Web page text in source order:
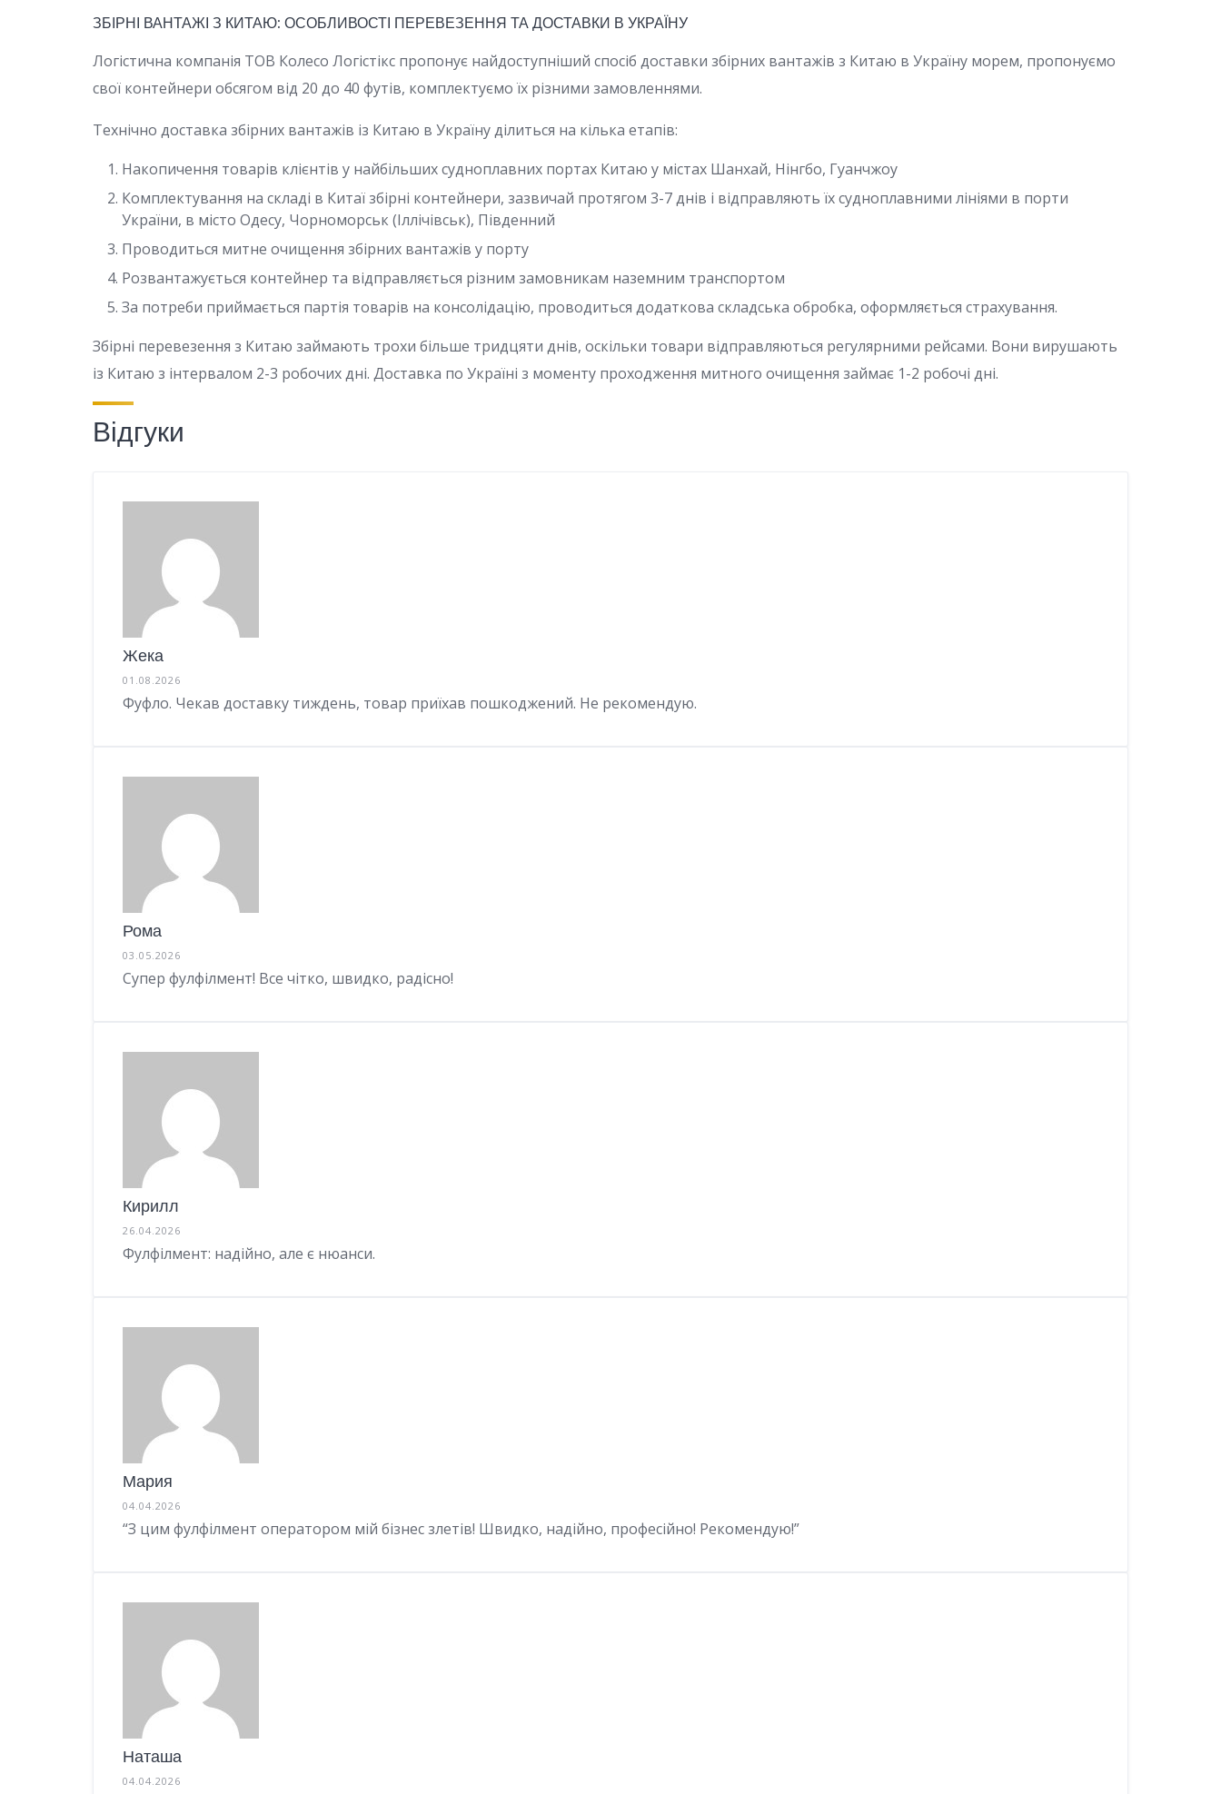
ЗБІРНІ ВАНТАЖІ З КИТАЮ: ОСОБЛИВОСТІ ПЕРЕВЕЗЕННЯ ТА ДОСТАВКИ В УКРАЇНУ
Логістична компанія ТОВ Колесо Логістікс пропонує найдоступніший спосіб доставки збірних вантажів з Китаю в Україну морем, пропонуємо
свої контейнери обсягом від 20 до 40 футів, комплектуємо їх різними замовленнями.
Технічно доставка збірних вантажів із Китаю в Україну ділиться на кілька етапів:
Накопичення товарів клієнтів у найбільших судноплавних портах Китаю у містах Шанхай, Нінгбо, Гуанчжоу
Комплектування на складі в Китаї збірні контейнери, зазвичай протягом 3-7 днів і відправляють їх судноплавними лініями в порти
України, в місто Одесу, Чорноморськ (Іллічівськ), Південний
Проводиться митне очищення збірних вантажів у порту
Розвантажується контейнер та відправляється різним замовникам наземним транспортом
За потреби приймається партія товарів на консолідацію, проводиться додаткова складська обробка, оформляється страхування.
Збірні перевезення з Китаю займають трохи більше тридцяти днів, оскільки товари відправляються регулярними рейсами. Вони вирушають
із Китаю з інтервалом 2-3 робочих дні. Доставка по Україні з моменту проходження митного очищення займає 1-2 робочі дні.
Відгуки
Жека
01.08.2026
Фуфло. Чекав доставку тиждень, товар приїхав пошкоджений. Не рекомендую.
Рома
03.05.2026
Супер фулфілмент! Все чітко, швидко, радісно!
Кирилл
26.04.2026
Фулфілмент: надійно, але є нюанси.
Мария
04.04.2026
“З цим фулфілмент оператором мій бізнес злетів! Швидко, надійно, професійно! Рекомендую!”
Наташа
04.04.2026